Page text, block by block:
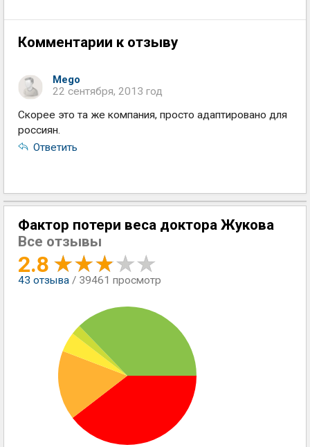
Комментарии к отзыву
Mego
22 сентября, 2013 год
Скорее это та же компания, просто адаптировано для
россиян.
Ответить
Фактор потери веса доктора Жукова
Все отзывы
2.8
43 отзыва / 39461 просмотр